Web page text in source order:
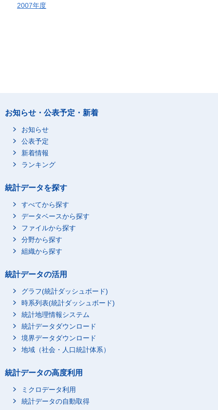
2007年度
お知らせ・公表予定・新着
お知らせ
公表予定
新着情報
ランキング
統計データを探す
すべてから探す
データベースから探す
ファイルから探す
分野から探す
組織から探す
統計データの活用
グラフ(統計ダッシュボード)
時系列表(統計ダッシュボード)
統計地理情報システム
統計データダウンロード
境界データダウンロード
地域（社会・人口統計体系）
統計データの高度利用
ミクロデータ利用
統計データの自動取得